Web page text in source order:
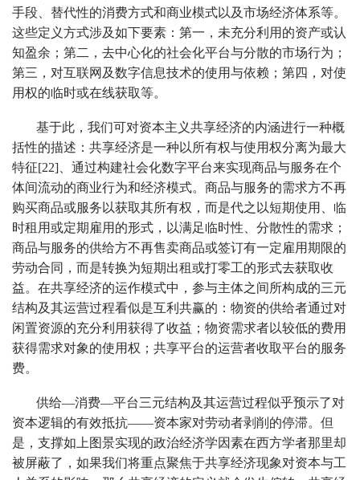
手段、替代性的消费方式和商业模式以及市场经济体系等。
这些定义方式涉及如下要素：第一，未充分利用的资产或认
知盈余；第二，去中心化的社会化平台与分散的市场行为；
第三，对互联网及数字信息技术的使用与依赖；第四，对使
用权的临时或在线获取等。
基于此，我们可对资本主义共享经济的内涵进行一种概
括性的描述：共享经济是一种以所有权与使用权分离为最大
特征[22]、通过构建社会化数字平台来实现商品与服务在个
体间流动的商业行为和经济模式。商品与服务的需求方不再
购买商品或服务以获取其所有权，而是代之以短期使用、临
时租用或定期雇用的形式，以满足临时性、分散性的需求；
商品与服务的供给方不再售卖商品或签订有一定雇用期限的
劳动合同，而是转换为短期出租或打零工的形式去获取收
益。在共享经济的运作模式中，参与主体之间所构成的三元
结构及其运营过程看似是互利共赢的：物资的供给者通过对
闲置资源的充分利用获得了收益；物资需求者以较低的费用
获得需求对象的使用权；共享平台的运营者收取平台的服务
费。
供给—消费—平台三元结构及其运营过程似乎预示了对
资本逻辑的有效抵抗——资本家对劳动者剥削的停滞。但
是，支撑如上图景实现的政治经济学因素在西方学者那里却
被屏蔽了，如果我们将重点聚焦于共享经济现象对资本与工